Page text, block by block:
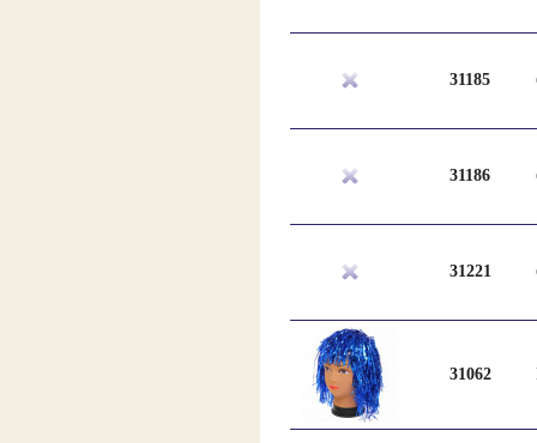
31185
31186
31221
31062